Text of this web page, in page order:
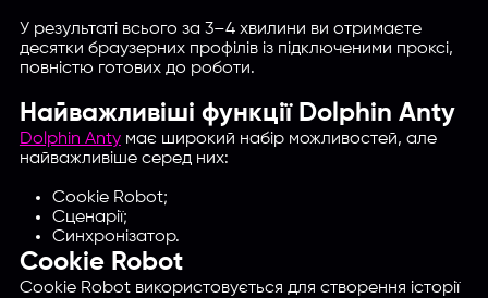
У результаті всього за 3–4 хвилини ви отримаєте
десятки браузерних профілів із підключеними проксі,
повністю готових до роботи.
Найважливіші функції Dolphin Anty
Dolphin Antyмає широкий набір можливостей, але
найважливіше серед них:
Cookie Robot;
Сценарії;
Синхронізатор.
Cookie Robot
Cookie Robot використовується для створення історії